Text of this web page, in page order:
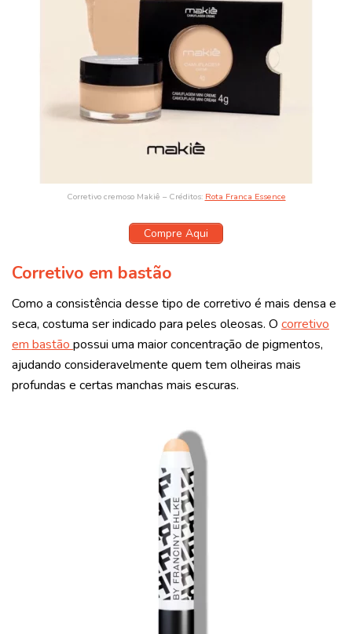
Corretivo cremoso Makiê – Créditos: Rota Franca Essence
Compre Aqui
Corretivo em bastão
Como a consistência desse tipo de corretivo é mais densa e
seca, costuma ser indicado para peles oleosas. O corretivo
em bastão possui uma maior concentração de pigmentos,
ajudando consideravelmente quem tem olheiras mais
profundas e certas manchas mais escuras.